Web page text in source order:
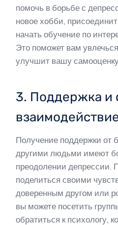
помочь в борьбе с
новое хобби,
начать обучение по
Это поможет вам
улучшит вашу
3. Поддержка и
Получение поддержки от
другими людьми имеют
преодолении депрессии.
поделиться своими
доверенным другом или
вы можете посетить
обратиться к психологу,